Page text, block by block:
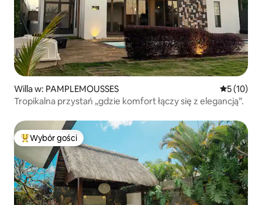
Willa w: PAMPLEMOUSSES Średnia
5 (10)
Tropikalna przystań „gdzie komfort łączy się z elegancją”.
Najpopularniejsze z kategorii Wybór gości
Wybór gości